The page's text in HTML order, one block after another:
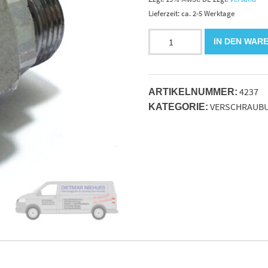
Lieferzeit: ca. 2-5 Werktage
Red-
Verschraubung.
Stahl.verzinkt
IN DEN
ARTIKELNUMMER: 4237
KATEGORIE: